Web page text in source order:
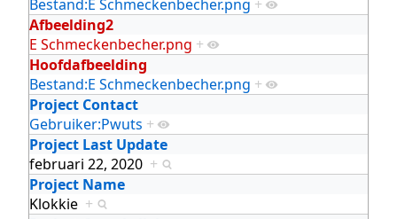
Bestand:E Schmeckenbecher.png +
Afbeelding2
E Schmeckenbecher.png +
Hoofdafbeelding
Bestand:E Schmeckenbecher.png +
Project Contact
Gebruiker:Pwuts +
Project Last Update
februari 22, 2020 +
Project Name
Klokkie +